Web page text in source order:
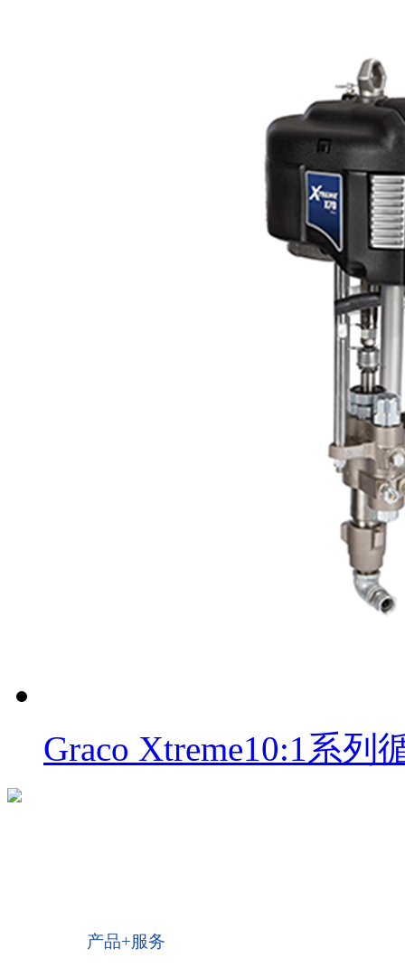
Graco Xtreme10:1系列
产品+服务